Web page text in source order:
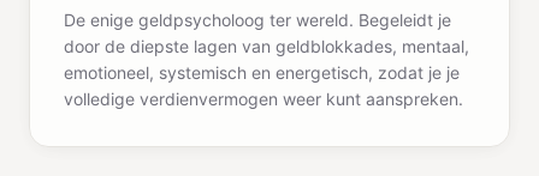
De enige geldpsycholoog ter wereld. Begeleidt je
door de diepste lagen van geldblokkades, mentaal,
emotioneel, systemisch en energetisch, zodat je je
volledige verdienvermogen weer kunt aanspreken.